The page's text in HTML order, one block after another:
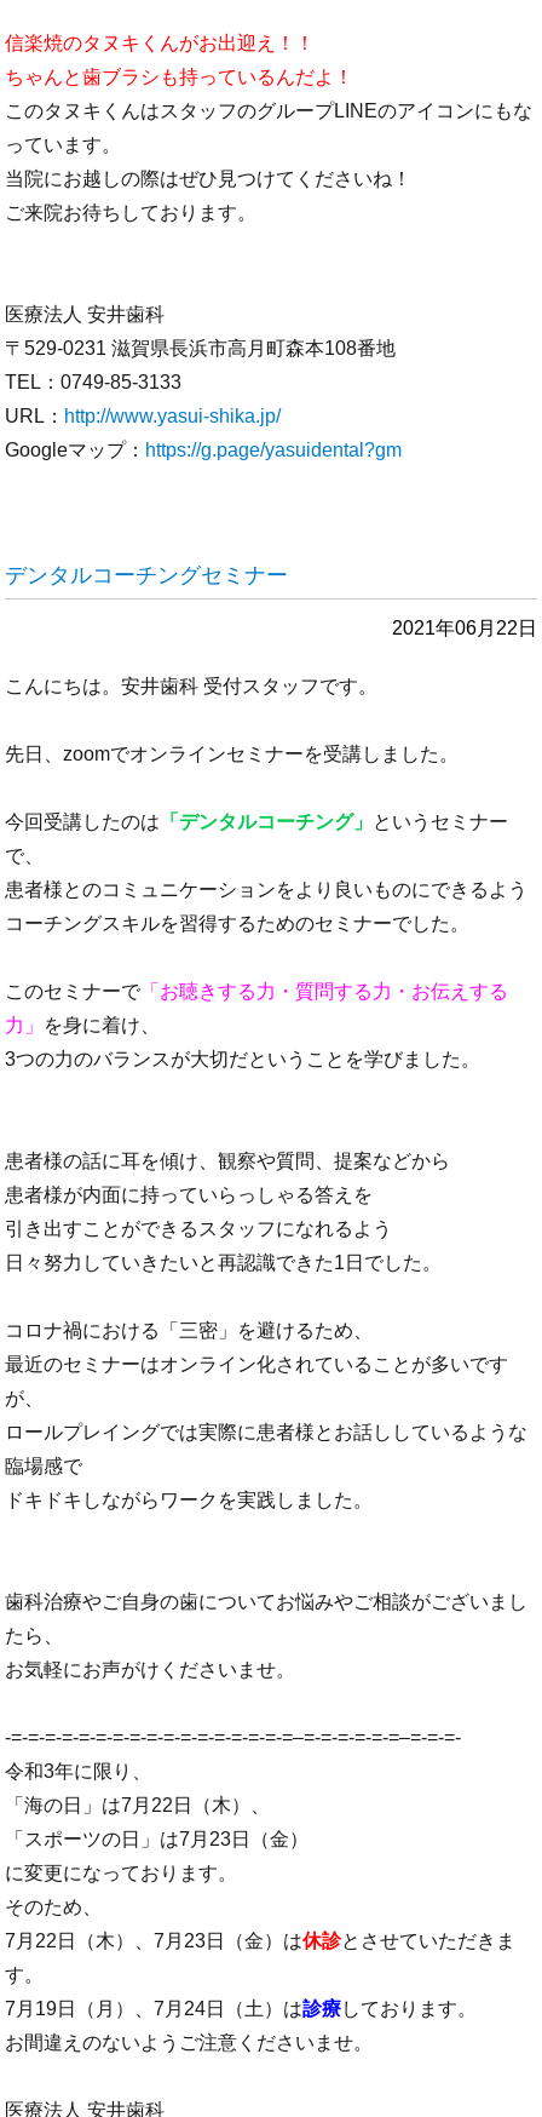
信楽焼のタヌキくんがお出迎え！！
ちゃんと歯ブラシも持っているんだよ！
このタヌキくんはスタッフのグループLINEのアイコンにもな
っています。
当院にお越しの際はぜひ見つけてくださいね！
ご来院お待ちしております。
医療法人 安井歯科
〒529-0231 滋賀県長浜市高月町森本108番地
TEL：0749-85-3133
URL： http://www.yasui-shika.jp/
Googleマップ： https://g.page/yasuidental?gm
デンタルコーチングセミナー
2021年06月22日
こんにちは。安井歯科 受付スタッフです。
先日、zoomでオンラインセミナーを受講しました。
今回受講したのは 「デンタルコーチング」 というセミナー
で、
患者様とのコミュニケーションをより良いものにできるよう
コーチングスキルを習得するためのセミナーでした。
このセミナーで「お聴きする力・質問する力・お伝えする
力」 を身に着け、
3つの力のバランスが大切だということを学びました。
患者様の話に耳を傾け、観察や質問、提案などから
患者様が内面に持っていらっしゃる答えを
引き出すことができるスタッフになれるよう
日々努力していきたいと再認識できた1日でした。
コロナ禍における「三密」を避けるため、
最近のセミナーはオンライン化されていることが多いです
が、
ロールプレイングでは実際に患者様とお話ししているような
臨場感で
ドキドキしながらワークを実践しました。
歯科治療やご自身の歯についてお悩みやご相談がございまし
たら、
お気軽にお声がけくださいませ。
-=-=-=-=-=-=-=-=-=-=-=-=-=-=-=-=-=–=-=-=-=-=-=–=-=-=-
令和3年に限り、
「海の日」は7月22日（木）、
「スポーツの日」は7月23日（金）
に変更になっております。
そのため、
7月22日（木）、7月23日（金）は休診とさせていただきま
す。
7月19日（月）、7月24日（土）は診療しております。
お間違えのないようご注意くださいませ。
医療法人 安井歯科